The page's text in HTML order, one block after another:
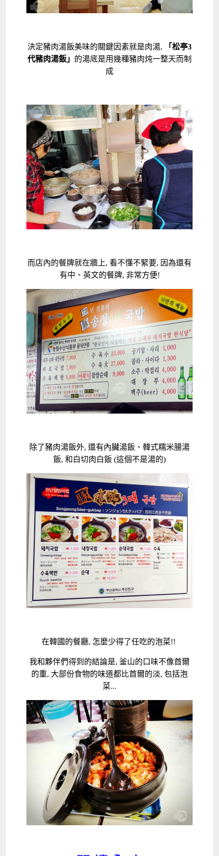
決定豬肉湯飯美味的關鍵因素就是肉湯,
「松亭3
代豬肉湯飯」 的湯底是用幾種豬肉炖一整天而制
成
而店內的餐牌就在牆上, 看不懂不緊要, 因為還有
有中、英文的餐牌, 非常方便!
除了豬肉湯飯外, 還有內臟湯飯、韓式糯米腸湯
飯, 和白切肉白飯 (這個不是湯的)
在韓國的餐廳, 怎麼少得了任吃的泡菜!!
我和夥伴們得到的結論是, 釜山的口味不像首爾
的重, 大部份食物的味道都比首爾的淡, 包括泡
菜...